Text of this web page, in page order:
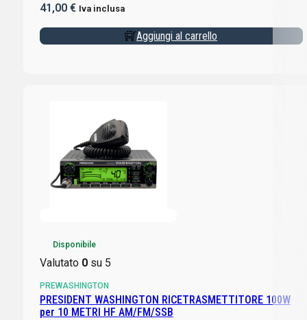
41,00 € Iva inclusa
Aggiungi al carrello
Disponibile
Valutato 0su 5
PREWASHINGTON
PRESIDENT WASHINGTON RICETRASMETTITORE 100W
per 10 METRI HF AM/FM/SSB